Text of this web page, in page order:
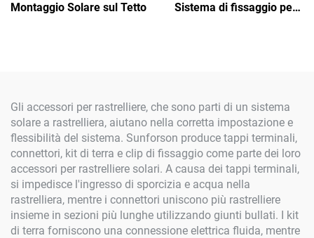
Montaggio Solare sul Tetto
Sistema di fissaggio per
Gli accessori per rastrelliere, che sono parti di un sistema
solare a rastrelliera, aiutano nella corretta impostazione e
flessibilità del sistema. Sunforson produce tappi terminali,
connettori, kit di terra e clip di fissaggio come parte dei loro
accessori per rastrelliere solari. A causa dei tappi terminali,
si impedisce l'ingresso di sporcizia e acqua nella
rastrelliera, mentre i connettori uniscono più rastrelliere
insieme in sezioni più lunghe utilizzando giunti bullati. I kit
di terra forniscono una connessione elettrica fluida, mentre